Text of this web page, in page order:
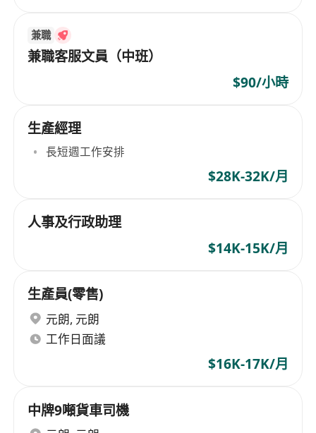
兼職
兼職客服文員（中班）
$90/小時
生產經理
長短週工作安排
$28K-32K/月
人事及行政助理
$14K-15K/月
生產員(零售)
元朗, 元朗
工作日面議
$16K-17K/月
中牌9噸貨車司機